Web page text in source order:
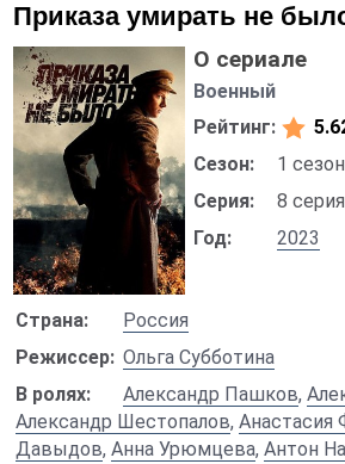
Приказа умирать не
О сериале
Военный
Рейтинг:
Сезон:
1 сезон
Серия:
8 серия
Год:
2023
Страна:
Россия
Режиссер: Ольга Субботина
В ролях:
Александр Пашков,
Александр Шестопалов,Анастасия
Давыдов,Анна Урюмцева,Антон